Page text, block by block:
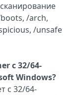
/arch,
/unsafe
с 32/64-
Windows?
с 32/64-